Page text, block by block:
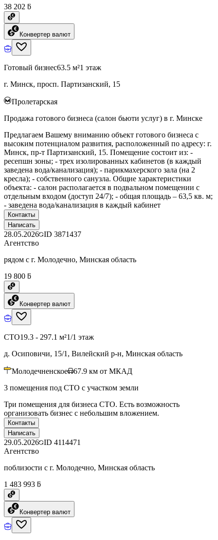
38 202 ƃ
Конвертер валют
Готовый бизнес63.5 м²1 этаж
г. Минск, просп. Партизанский, 15
Пролетарская
Продажа готового бизнеса (салон бьюти услуг) в г. Минске
Предлагаем Вашему вниманию объект готового бизнеса с
высоким потенциалом развития, расположенный по адресу: г.
Минск, пр-т Партизанский, 15. Помещение состоит из: -
ресепшн зоны; - трех изолированных кабинетов (в каждый
заведена вода/канализация); - парикмахерского зала (на 2
кресла); - собственного санузла. Общие характеристики
объекта: - салон располагается в подвальном помещении с
отдельным входом (доступ 24/7); - общая площадь – 63,5 кв. м;
- заведена вода/канализация в каждый кабинет
Контакты
Написать
28.05.2026 ID 3871437
Агентство
рядом с г. Молодечно, Минская область
19 800 ƃ
Конвертер валют
СТО19.3 - 297.1 м²1/1 этаж
д. Осиповичи, 15/1, Вилейский р-н, Минская область
Молодечненское 67.9 км от МКАД
3 помещения под СТО с участком земли
Три помещения для бизнеса СТО. Есть возможность
организовать бизнес с небольшим вложением.
Контакты
Написать
29.05.2026 ID 4114471
Агентство
поблизости с г. Молодечно, Минская область
1 483 993 ƃ
Конвертер валют